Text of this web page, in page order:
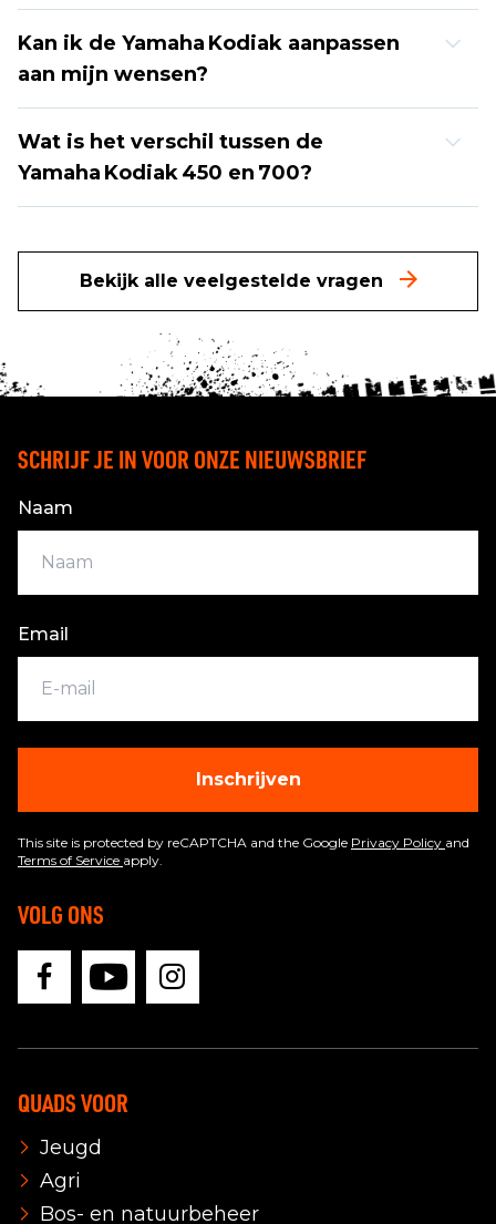
Kan ik de Yamaha Kodiak aanpassen
aan mijn wensen?
Wat is het verschil tussen de
Yamaha Kodiak 450 en 700?
Bekijk alle veelgestelde vragen
SCHRIJF JE IN VOOR ONZE NIEUWSBRIEF
Naam
Email
Inschrijven
This site is protected by reCAPTCHA and the Google Privacy Policy and
Terms of Service apply.
VOLG ONS
QUADS VOOR
Jeugd
Agri
Bos- en natuurbeheer